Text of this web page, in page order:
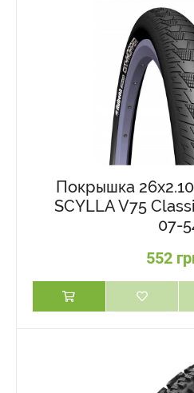
Покрышка
SCYLLA V75
07-
552